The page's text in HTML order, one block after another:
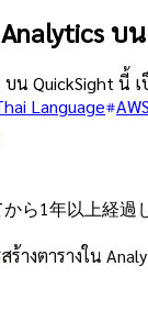
บ
บน QuickSight
Language
ら1年以上経過
างตารางใน